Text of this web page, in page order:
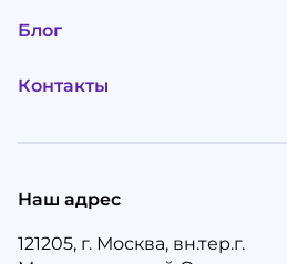
Блог
Контакты
Наш адрес
121205, г. Москва, вн.тер.г.